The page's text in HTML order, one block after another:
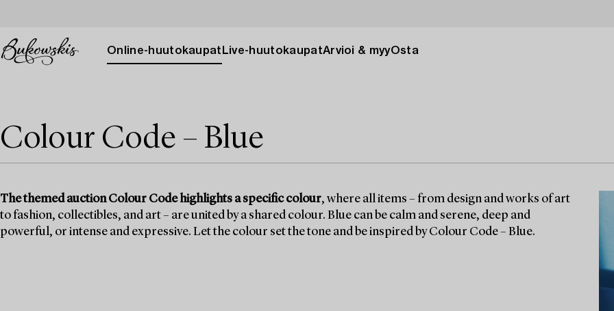
Online-huutokaupat Live-huutokaupatArvioi & myyOsta
Colour Code – Blue
The themed auction Colour Code highlights a specific colour, where all items – from design and works of art
to fashion, collectibles, and art – are united by a shared colour. Blue can be calm and serene, deep and
powerful, or intense and expressive. Let the colour set the tone and be inspired by Colour Code – Blue.